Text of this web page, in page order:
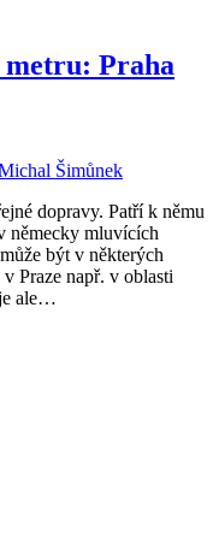
metru: Praha
Šimůnek
dopravy. Patří k němu
německy mluvících
být v některých
Praze např. v oblasti
ale…